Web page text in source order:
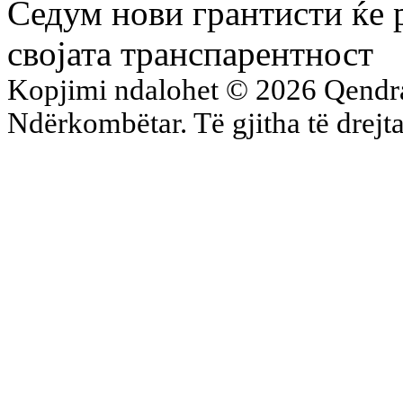
Седум нови грантисти ќе
својата транспарентност
Kopjimi ndalohet © 2026
Ndërkombëtar. Të gjitha të